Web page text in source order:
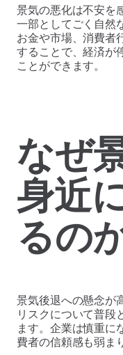
景気の悪化は不安を
一部としてごく自然
お金や市場、消費者
することで、経済が
ことができます。
なぜ
身近
るの
景気後退への懸念が
リスクについて普段
ます。企業は慎重に
費者の信頼感も弱ま